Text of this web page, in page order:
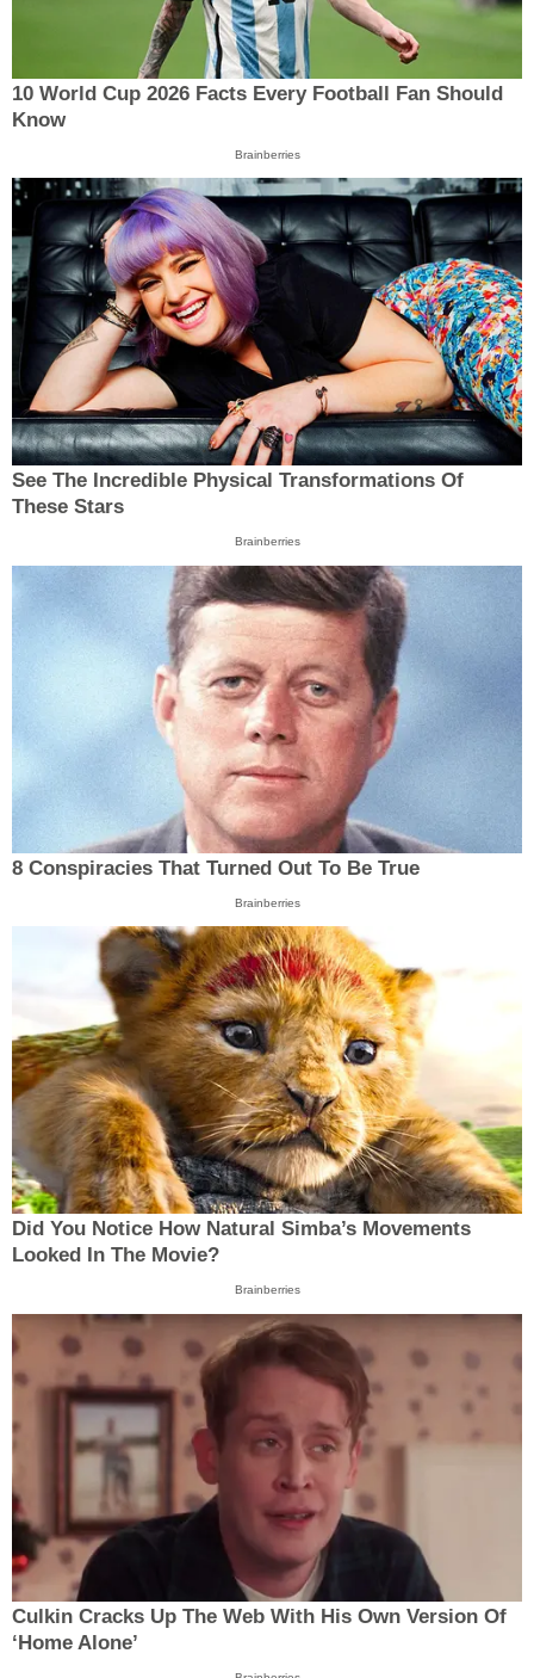
10 World Cup 2026 Facts Every Football Fan Should
Know
Brainberries
See The Incredible Physical Transformations Of
These Stars
Brainberries
8 Conspiracies That Turned Out To Be True
Brainberries
Did You Notice How Natural Simba’s Movements
Looked In The Movie?
Brainberries
Culkin Cracks Up The Web With His Own Version Of
‘Home Alone’